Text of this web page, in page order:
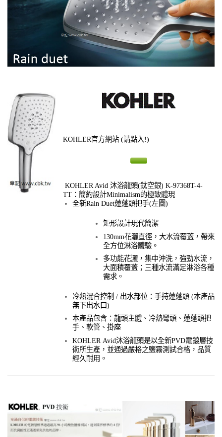
KOHLER官方網站 (請點入!)
KOHLER Avid 沐浴龍頭(鈦空銀) K-97368T-4-
TT：簡約設計Minimalism的極致體現
全新Rain Duet蓮蓬頭把手(左圖)
矩形設計現代簡潔
130mm花灑直徑，大水流覆蓋，帶來
全方位淋浴體驗。
多功能花灑，集中沖洗，強勁水流，
大面積覆蓋；三種水流滿足淋浴各種
需求。
冷熱混合控制 / 出水部位：手持蓮蓬頭 (本產品
無下出水口)
本產品包含：龍頭主體、冷熱彎頭、蓮蓬頭把
手、軟管、掛座
KOHLER Avid沐浴龍頭是以全新PVD電鍍層技
術所生產，並通過嚴格之鹽霧測試合格，品質
經久耐用。